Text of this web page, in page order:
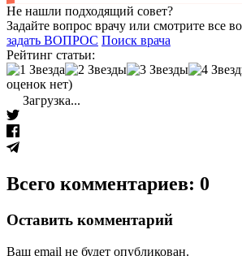
Не нашли подходящий совет?
Задайте вопрос врачу или смотрите все
задать ВОПРОС Поиск врача
Рейтинг статьи:
оценок нет)
Загрузка...
Всего комментариев: 0
Оставить комментарий
Ваш email не будет опубликован.